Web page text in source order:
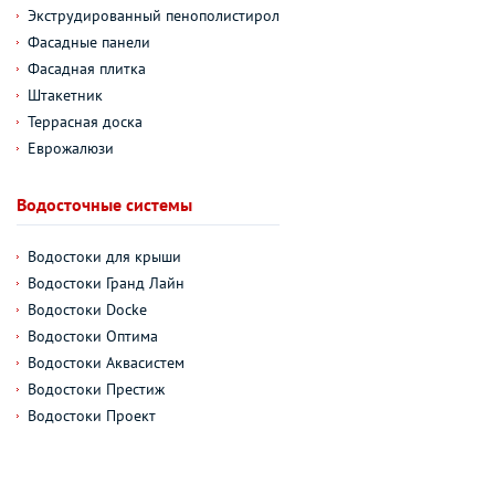
Экструдированный пенополистирол
Фасадные панели
Фасадная плитка
Штакетник
Террасная доска
Еврожалюзи
Водосточные системы
Водостоки для крыши
Водостоки Гранд Лайн
Водостоки Docke
Водостоки Оптима
Водостоки Аквасистем
Водостоки Престиж
Водостоки Проект